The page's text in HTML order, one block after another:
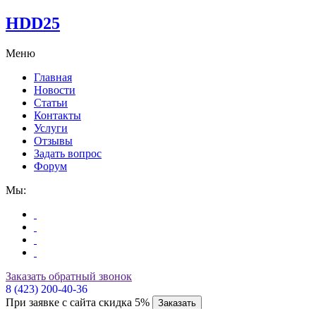
HDD25
Меню
Главная
Новости
Статьи
Контакты
Услуги
Отзывы
Задать вопрос
Форум
Мы:
Заказать обратный звонок
8 (423) 200-40-36
При заявке с сайта скидка 5%
Заказать